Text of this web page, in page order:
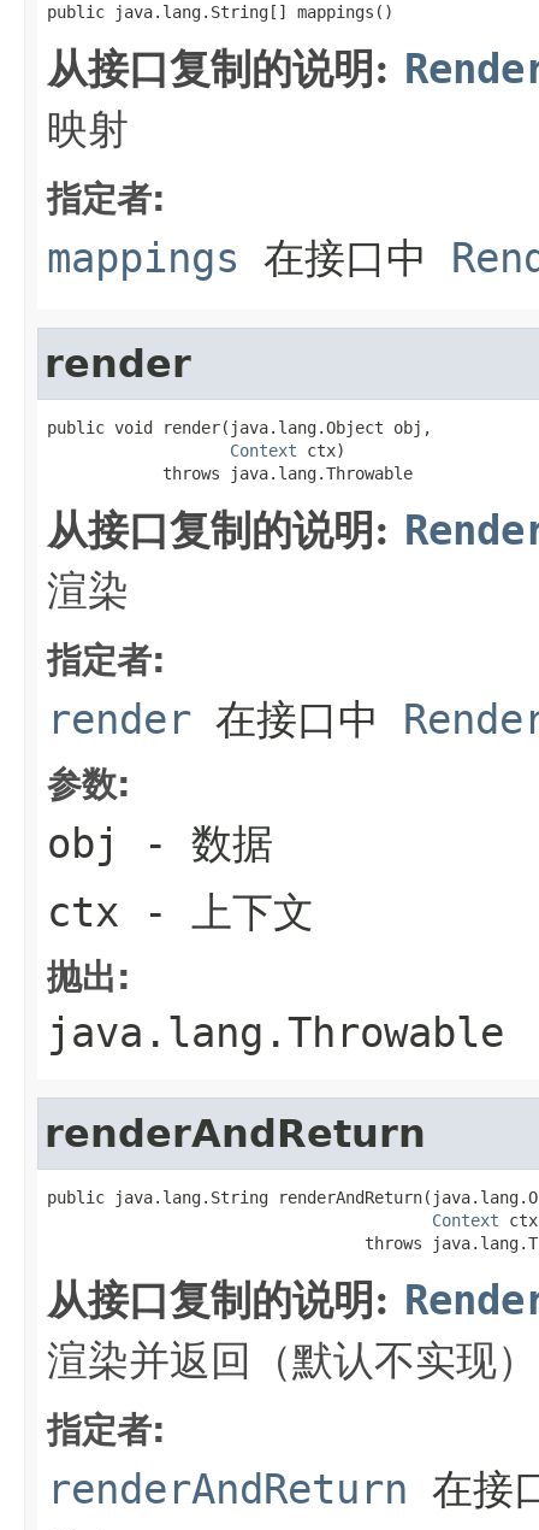
public java.lang.String[] mappings()
从接口复制的说明:
映射
指定者:
mappings 在接口中
render
public void render(java.lang.Object obj,
Context ctx)
            throws java.lang.Throwable
从接口复制的说明:
渲染
指定者:
render 在接口中
参数:
obj
- 数据
ctx - 上下文
抛出:
java.lang.Throwable
renderAndReturn
public java.lang.String
Context
throws
从接口复制的说明:
渲染并返回（默认不实现）
指定者:
renderAndReturn 在接